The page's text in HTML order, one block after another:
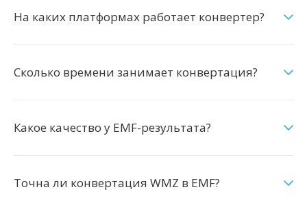
На каких платформах работает конвертер?
Сколько времени занимает конвертация?
Какое качество у EMF-результата?
Точна ли конвертация WMZ в EMF?